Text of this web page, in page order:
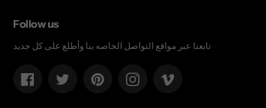
Follow us
تابعنا عبر مواقع التواصل الخاصه بنا وأطلع على كل جديد
Facebook Twitter PinterestInstagram